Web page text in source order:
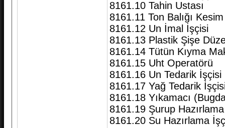
8161.10 Tahin Ustası
8161.11 Ton Balığı
8161.12 Un İmal İşçisi
8161.13 Plastik Şişe
8161.14 Tütün Kıyma
8161.15 Uht Operatörü
8161.16 Un Tedarik İşçisi
8161.17 Yağ Tedarik
8161.18 Yıkamacı
8161.19 Şurup
8161.20 Su Hazırlama